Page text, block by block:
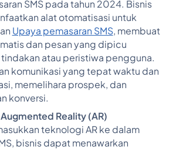
SMS pada tahun 2024. Bisnis
alat otomatisasi untuk
Upaya pemasaran SMS, membuat
dan pesan yang dipicu
atau peristiwa pengguna.
komunikasi yang tepat waktu dan
memelihara prospek, dan
konversi.
Reality (AR)
teknologi AR ke dalam
bisnis dapat menawarkan